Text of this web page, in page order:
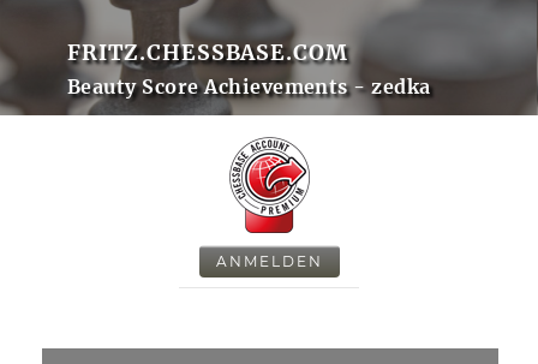
FRITZ.CHESSBASE.COM
Beauty Score Achievements - zedka
ANMELDEN